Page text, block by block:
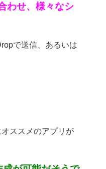
わせ、様々なシ
で送信、あるいは
ススメのアプリが